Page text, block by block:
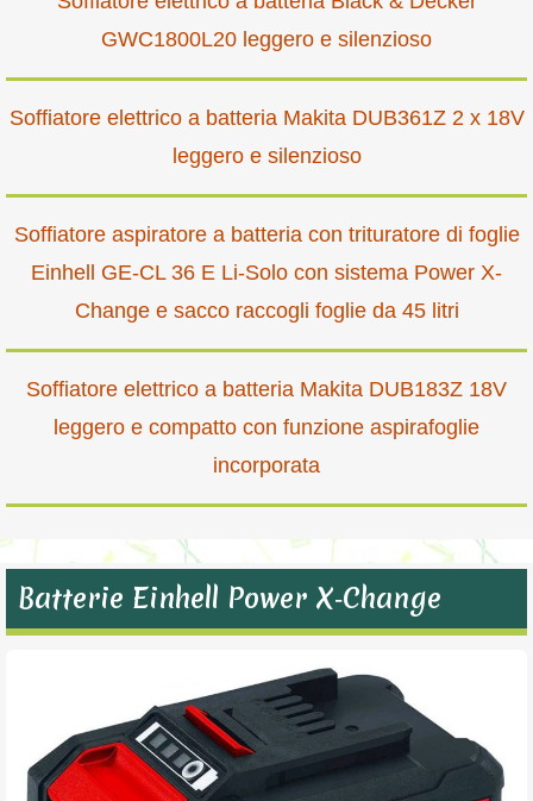
GWC1800L20 leggero e silenzioso
Soffiatore elettrico a batteria Makita DUB361Z 2 x 18V
leggero e silenzioso
Soffiatore aspiratore a batteria con trituratore di foglie
Einhell GE-CL 36 E Li-Solo con sistema Power X-
Change e sacco raccogli foglie da 45 litri
Soffiatore elettrico a batteria Makita DUB183Z 18V
leggero e compatto con funzione aspirafoglie
incorporata
Batterie Einhell Power X‑Change